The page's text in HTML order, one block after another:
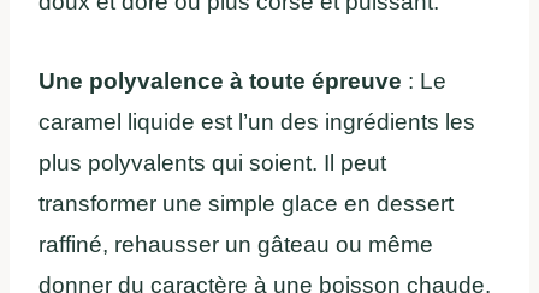
Une polyvalence à toute épreuve : Le
caramel liquide est l’un des ingrédients les
plus polyvalents qui soient. Il peut
transformer une simple glace en dessert
raffiné, rehausser un gâteau ou même
donner du caractère à une boisson chaude.